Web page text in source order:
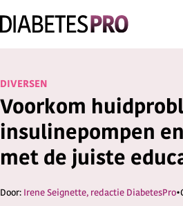
Voorkom
insulinepompen
met de juiste
Irene Seignette, redactie DiabetesPro
DIVERSEN